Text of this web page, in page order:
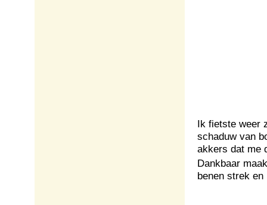
Ik fietste weer
schaduw van
akkers dat me
Dankbaar
benen strek